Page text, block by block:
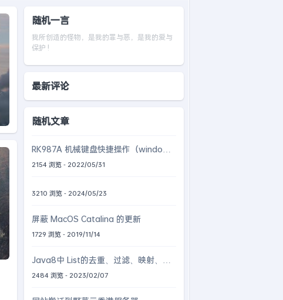
随机一言
我所创造的怪物，是我的罪与恶，是我的爱与
保护 !
最新评论
随机文章
RK987A 机械键盘快捷操作（windows
系统快捷操作）
2154 浏览 - 2022/05/31
3210 浏览 - 2024/05/23
屏蔽 MacOS Catalina 的更新
1729 浏览 - 2019/11/14
Java8中 List的去重、过滤、映射、分
组、统计、分页
2484 浏览 - 2023/02/07